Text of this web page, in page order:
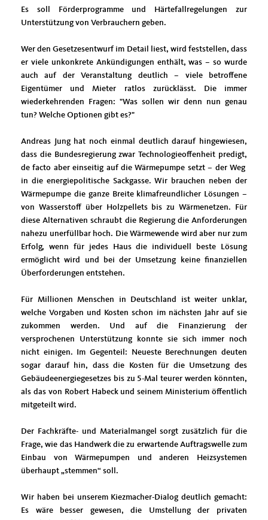
Es soll Förderprogramme und Härtefallregelungen zur
Unterstützung von Verbrauchern geben.
Wer den Gesetzesentwurf im Detail liest, wird feststellen, dass
er viele unkonkrete Ankündigungen enthält, was – so wurde
auch auf der Veranstaltung deutlich – viele betroffene
Eigentümer und Mieter ratlos zurücklässt. Die immer
wiederkehrenden Fragen: "Was sollen wir denn nun genau
tun? Welche Optionen gibt es?"
Andreas Jung hat noch einmal deutlich darauf hingewiesen,
dass die Bundesregierung zwar Technologieoffenheit predigt,
de facto aber einseitig auf die Wärmepumpe setzt – der Weg
in die energiepolitische Sackgasse. Wir brauchen neben der
Wärmepumpe die ganze Breite klimafreundlicher Lösungen –
von Wasserstoff über Holzpellets bis zu Wärmenetzen. Für
diese Alternativen schraubt die Regierung die Anforderungen
nahezu unerfüllbar hoch. Die Wärmewende wird aber nur zum
Erfolg, wenn für jedes Haus die individuell beste Lösung
ermöglicht wird und bei der Umsetzung keine finanziellen
Überforderungen entstehen.
Für Millionen Menschen in Deutschland ist weiter unklar,
welche Vorgaben und Kosten schon im nächsten Jahr auf sie
zukommen werden. Und auf die Finanzierung der
versprochenen Unterstützung konnte sie sich immer noch
nicht einigen. Im Gegenteil: Neueste Berechnungen deuten
sogar darauf hin, dass die Kosten für die Umsetzung des
Gebäudeenergiegesetzes bis zu 5-Mal teurer werden könnten,
als das von Robert Habeck und seinem Ministerium öffentlich
mitgeteilt wird.
Der Fachkräfte- und Materialmangel sorgt zusätzlich für die
Frage, wie das Handwerk die zu erwartende Auftragswelle zum
Einbau von Wärmepumpen und anderen Heizsystemen
überhaupt „stemmen“ soll.
Wir haben bei unserem Kiezmacher-Dialog deutlich gemacht:
Es wäre besser gewesen, die Umstellung der privaten